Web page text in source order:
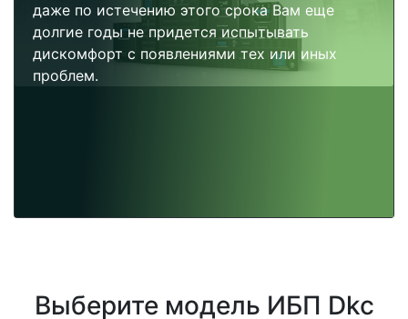
даже по истечению этого срока Вам еще
долгие годы не придется испытывать
дискомфорт с появлениями тех или иных
проблем.
Выберите модель ИБП Dkc